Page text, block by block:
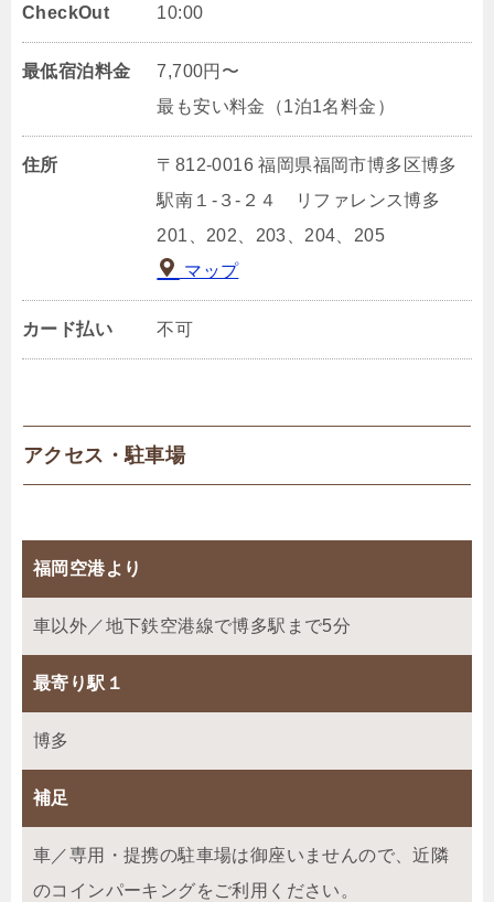
CheckOut 10:00
最低宿泊料金
7,700円〜
最も安い料金（1泊1名料金）
住所
〒812-0016 福岡県福岡市博多区博多
駅南１‐３‐２４ リファレンス博多
201、202、203、204、205
マップ
カード払い 不可
アクセス・駐車場
福岡空港より
車以外／地下鉄空港線で博多駅まで5分
最寄り駅１
博多
補足
車／専用・提携の駐車場は御座いませんので、近隣
のコインパーキングをご利用ください。